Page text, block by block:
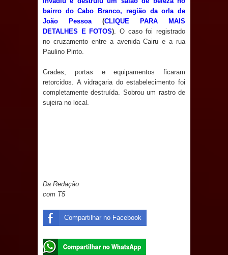
Caldas Brandão: gestão municipal
antecipa pagamento do mês de julho
e aquece economia para Festa de
Santana
Santana 2026 será neste sábado (25)
Nota de pesar: Câmara de Marí
lamenta a morte da ex-vereadora
bairro do Cabo Branco, região da orla de
João Pessoa(CLIQUE PARA MAIS
DETALHES E FOTOS). O caso foi registrado
no cruzamento entre a avenida Cairu e a rua
Paulino Pinto.
Grades, portas e equipamentos ficaram
retorcidos. A vidraçaria do estabelecimento foi
completamente destruída. Sobrou um rastro de
sujeira no local.
Da Redação
com T5
Compartilhar no Facebook